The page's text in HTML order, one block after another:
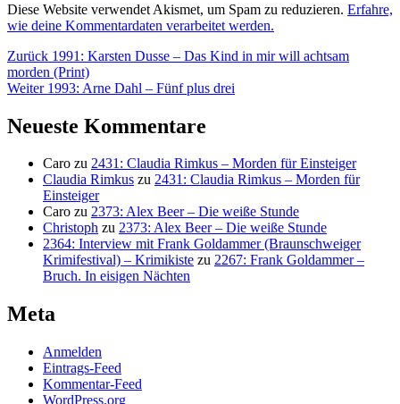
Diese Website verwendet Akismet, um Spam zu reduzieren. Erfahre,
wie deine Kommentardaten verarbeitet werden.
Beitragsnavigation
Zurück Vorheriger
Beitrag:
1991: Karsten Dusse – Das Kind in mir will achtsam
morden (Print)
Weiter Nächster
1993: Arne Dahl – Fünf plus drei
Neueste Kommentare
Caro zu 2431: Claudia Rimkus – Morden für Einsteiger
Claudia Rimkus zu 2431: Claudia Rimkus – Morden für
Einsteiger
Caro zu 2373: Alex Beer – Die weiße Stunde
Christoph zu 2373: Alex Beer – Die weiße Stunde
2364: Interview mit Frank Goldammer (Braunschweiger
Krimifestival) – Krimikiste zu 2267: Frank Goldammer –
Bruch. In eisigen Nächten
Meta
Anmelden
Eintrags-Feed
Kommentar-Feed
WordPress.org